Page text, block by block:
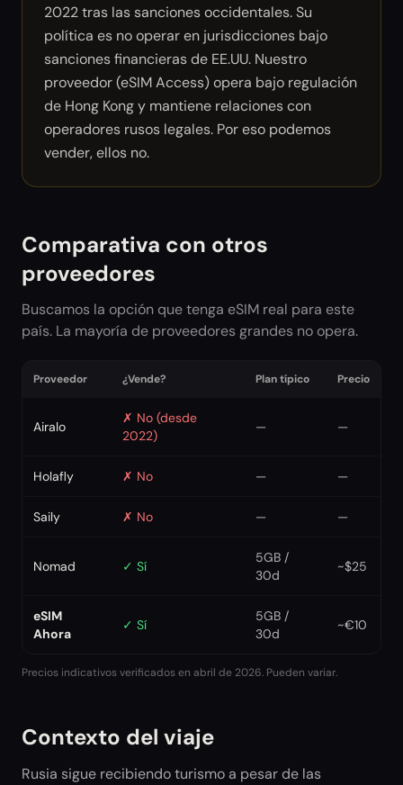
2022 tras las sanciones occidentales. Su
política es no operar en jurisdicciones bajo
sanciones financieras de EE.UU. Nuestro
proveedor (eSIM Access) opera bajo regulación
de Hong Kong y mantiene relaciones con
operadores rusos legales. Por eso podemos
vender, ellos no.
Comparativa con otros
proveedores
Buscamos la opción que tenga eSIM real para este
país. La mayoría de proveedores grandes no opera.
Proveedor ¿Vende? Plan típico Precio
Airalo
✗ No (desde
2022)
— —
Holafly ✗ No — —
Saily ✗ No — —
Nomad ✓ Sí
5GB /
30d
~$25
eSIM
Ahora
✓ Sí
5GB /
30d
~€10
Precios indicativos verificados en abril de 2026. Pueden variar.
Contexto del viaje
Rusia sigue recibiendo turismo a pesar de las